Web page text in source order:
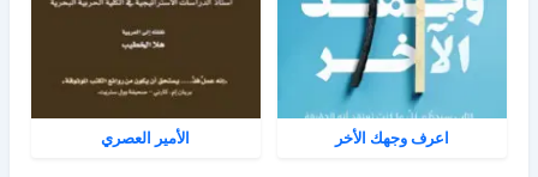
اعرف وجهك الأخر الأمير العصري